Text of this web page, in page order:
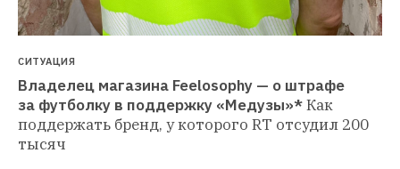
СИТУАЦИЯ
Владелец магазина Feelosophy — о штрафе
за футболку в поддержку «Медузы»*Как
поддержать бренд, у которого RT отсудил 200
тысяч